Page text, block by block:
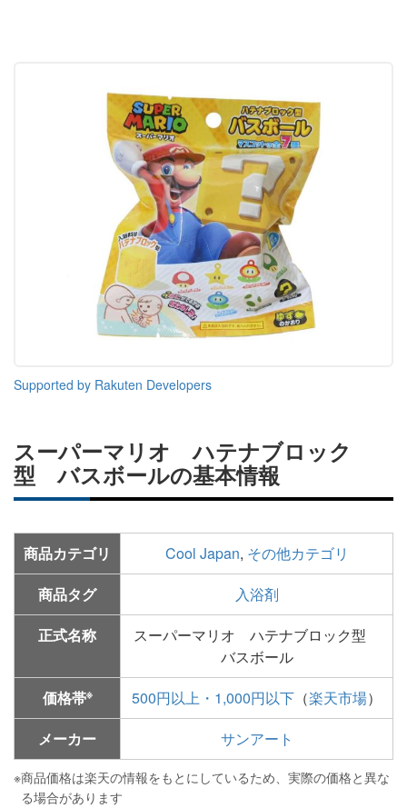
Supported by Rakuten Developers
スーパーマリオ ハテナブロック
型 バスボールの基本情報
商品カテゴリ Cool Japan, その他カテゴリ
商品タグ
入浴剤
正式名称
スーパーマリオ ハテナブロック型
バスボール
価格帯※ 500円以上・1,000円以下 （楽天市場）
メーカー
サンアート
※商品価格は楽天の情報をもとにしているため、実際の価格と異な
る場合があります